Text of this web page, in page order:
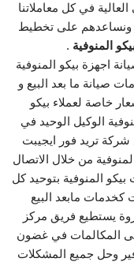
في كل معاملاتنا
ونساعدهم على تخطيط
المنوفية .
اجهزة بيكو المنوفية
صيانة ما بعد البيع و
خاصة لعملاء بيكو
الوكيل الوحيد في
تريد فور ايجيبت
من خلال الاتصال
المنوفية بتوحيد كل
مابعد البيع
يستطيع فريق مركز
المكالمات في غضون
وحل جميع المشكلات